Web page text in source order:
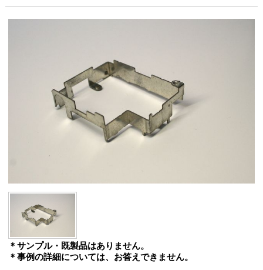
＊サンプル・既製品はありません。
＊事例の詳細については、お答えできません。